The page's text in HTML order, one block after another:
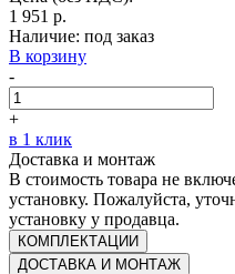
1 951 р.
Наличие: под заказ
В корзину
-
+
в 1 клик
Доставка и монтаж
В стоимость товара не
установку. Пожалуйста,
установку у продавца.
КОМПЛЕКТАЦИИ
ДОСТАВКА И МОНТАЖ